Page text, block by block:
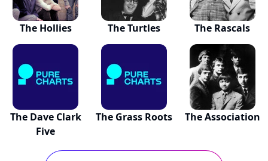
The Hollies The Turtles The Rascals
The Dave Clark
Five
The Grass Roots The Association